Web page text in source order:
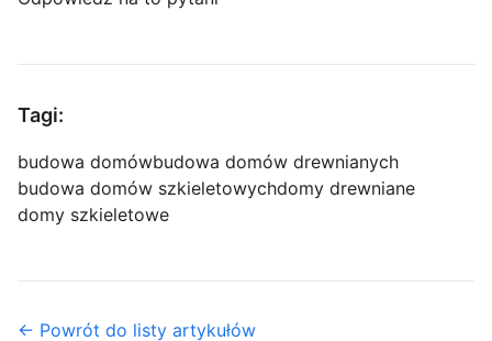
Tagi:
budowa domówbudowa domów drewnianych
budowa domów szkieletowychdomy drewniane
domy szkieletowe
← Powrót do listy artykułów